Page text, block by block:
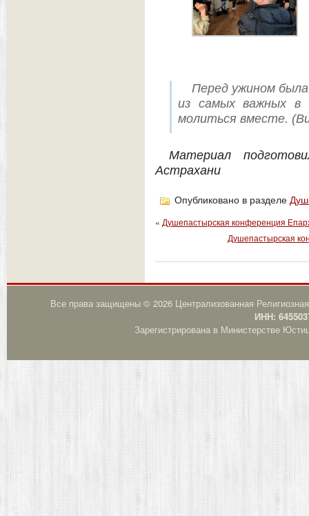
Перед ужином
из самых важных в
молиться вместе.
Материал
Астрахани
Опубликовано в разделе
« Душепастырская конференция
Душепастырская
Все права защищены © 2026 Централизованная
ИНН:
Зарегистрирована в Министерстве